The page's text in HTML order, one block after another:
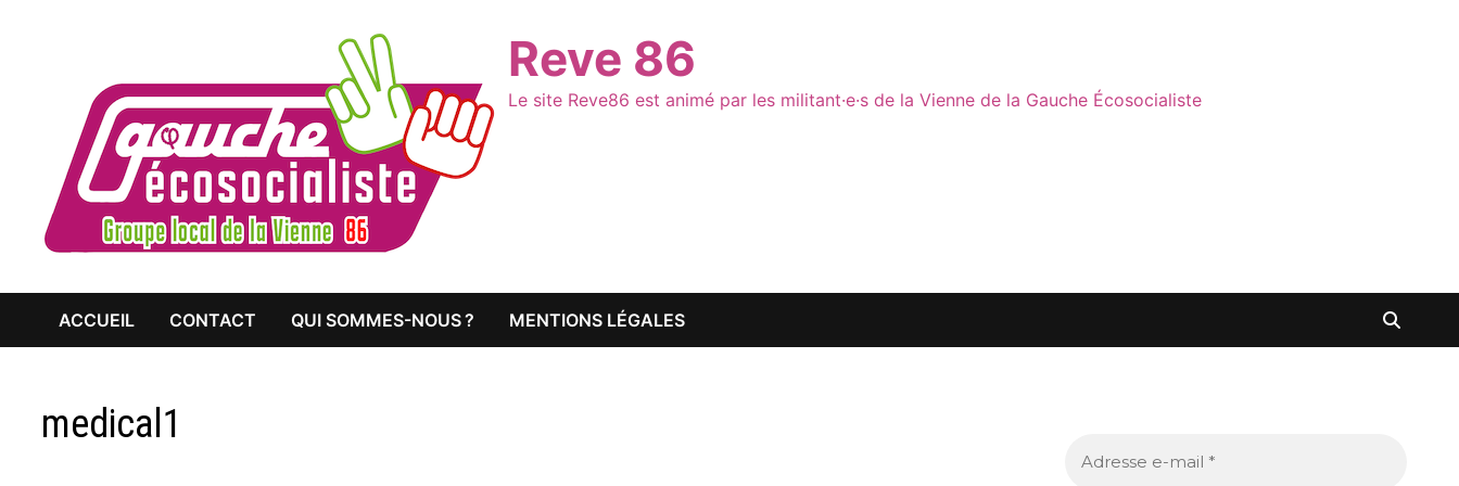
Reve 86
Le site Reve86 est animé par les militant·e·s de la Vienne de la Gauche Écosocialiste
ACCUEIL CONTACT QUI SOMMES-NOUS ? MENTIONS LÉGALES
medical1